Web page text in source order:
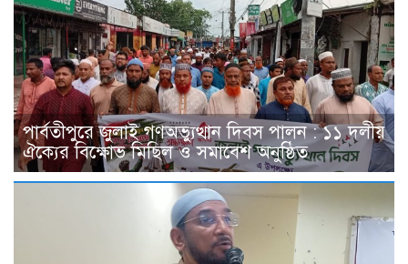
পার্বতীপুরে জুলাই গণঅভ্যুত্থান দিবস পালন : ১১ দলীয়
ঐক্যের বিক্ষোভ মিছিল ও সমাবেশ অনুষ্ঠিত